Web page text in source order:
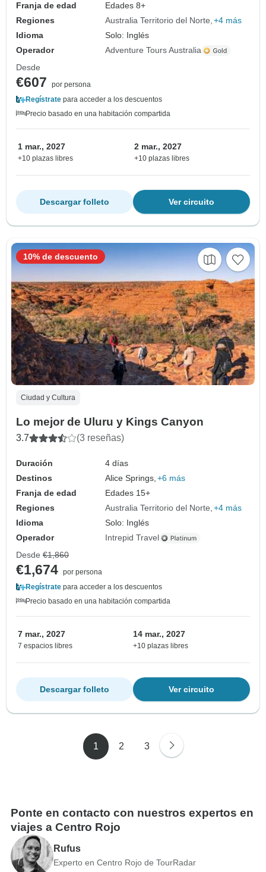
Franja de edad
Edades 8+
Regiones
Australia Territorio del Norte +4 más
Idioma
Solo: Inglés
Operador
Adventure Tours Australia
Desde
€607
por persona
Regístrate para acceder a los descuentos
Precio basado en una habitación compartida
1 mar., 2027
+10 plazas libres
2 mar., 2027
+10 plazas libres
Ver circuito
Descargar folleto
Ciudad y Cultura
Lo mejor de Uluru y Kings Canyon
3.7 (3 reseñas)
Duración
4 días
Destinos
Alice Springs, +6 más
Franja de edad
Edades 15+
Regiones
Australia Territorio del Norte +4 más
Idioma
Solo: Inglés
Operador
Intrepid Travel
10% de descuento
Desde €1,860
€1,674 por persona
Regístrate para acceder a los descuentos
Precio basado en una habitación compartida
7 mar., 2027
7 espacios libres
14 mar., 2027
+10 plazas libres
Ver circuito
Descargar folleto
1 2 3
Ponte en contacto con nuestros expertos en
viajes a Centro Rojo
Rufus
Experto en Centro Rojo de TourRadar